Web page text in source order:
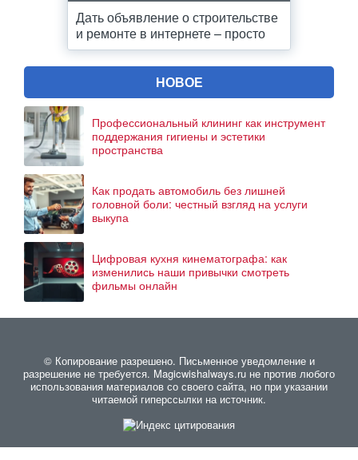
Дать объявление о строительстве
и ремонте в интернете – просто
НОВОЕ
Профессиональный клининг как инструмент
поддержания гигиены и эстетики
пространства
Как продать автомобиль без лишней
головной боли: честный взгляд на услуги
выкупа
Цифровая кухня кинематографа: как
изменились наши привычки смотреть
фильмы онлайн
© Копирование разрешено. Письменное уведомление и
разрешение не требуется. Magicwishalways.ru не против любого
использования материалов со своего сайта, но при указании
читаемой гиперссылки на источник.